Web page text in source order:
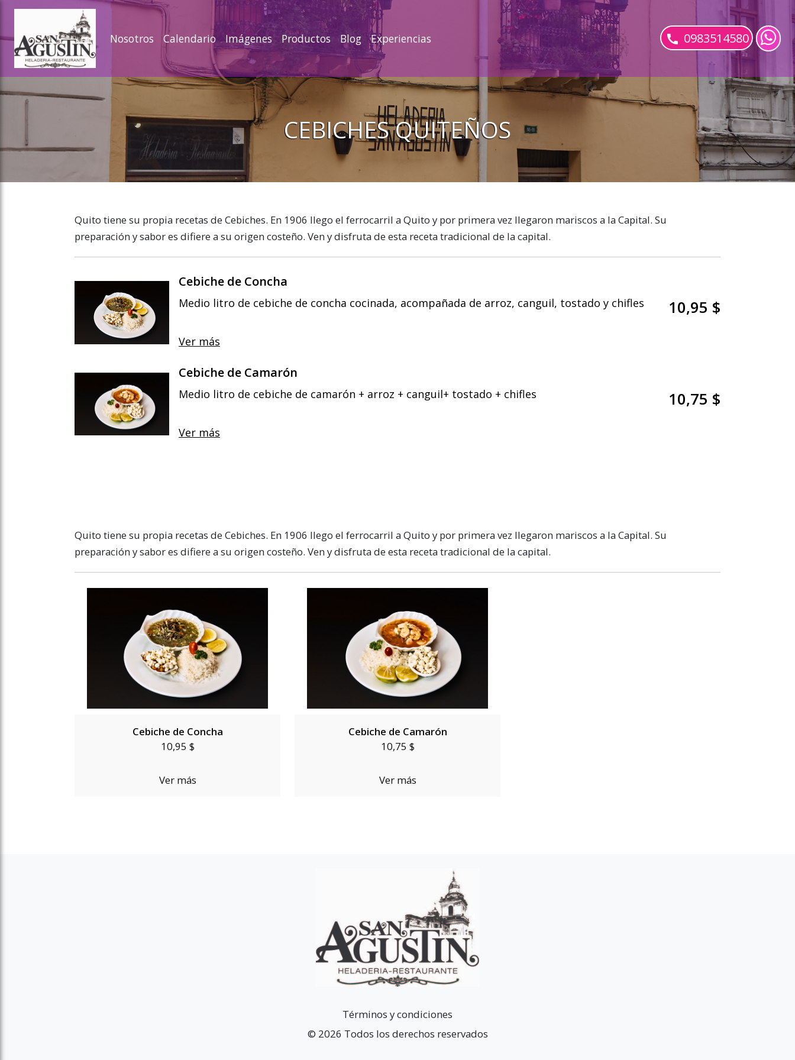
slideout menu.
Nosotros Calendario Imágenes Productos Blog Experiencias 0983514580
CEBICHES QUITEÑOS
Quito tiene su propia recetas de Cebiches. En 1906 llego el ferrocarril a Quito y por primera vez llegaron mariscos a la Capital. Su
preparación y sabor es difiere a su origen costeño. Ven y disfruta de esta receta tradicional de la capital.
Cebiche de Concha
Medio litro de cebiche de concha cocinada, acompañada de arroz, canguil, tostado y chifles
Ver más
10,95 $
Cebiche de Camarón
Medio litro de cebiche de camarón + arroz + canguil+ tostado + chifles
Ver más
10,75 $
Quito tiene su propia recetas de Cebiches. En 1906 llego el ferrocarril a Quito y por primera vez llegaron mariscos a la Capital. Su
preparación y sabor es difiere a su origen costeño. Ven y disfruta de esta receta tradicional de la capital.
Cebiche de Concha
10,95 $
Ver más
Cebiche de Camarón
10,75 $
Ver más
Términos y condiciones
© 2026 Todos los derechos reservados